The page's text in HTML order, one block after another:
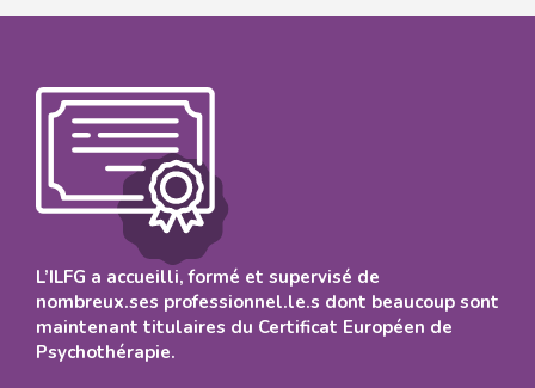
L’ILFG a accueilli, formé et supervisé de
nombreux.ses professionnel.le.s dont beaucoup sont
maintenant titulaires du Certificat Européen de
Psychothérapie.